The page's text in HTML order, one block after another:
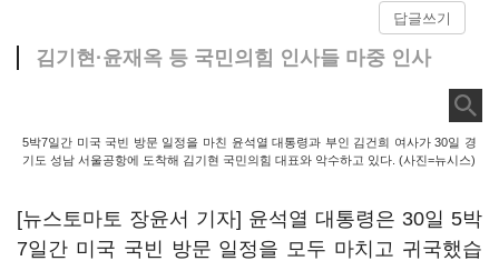
답글쓰기
김기현·윤재옥 등 국민의힘 인사들 마중 인사
5박7일간 미국 국빈 방문 일정을 마친 윤석열 대통령과 부인 김건희 여사가 30일 경
기도 성남 서울공항에 도착해 김기현 국민의힘 대표와 악수하고 있다. (사진=뉴시스)
[뉴스토마토 장윤서 기자] 윤석열 대통령은 30일 5박
7일간 미국 국빈 방문 일정을 모두 마치고 귀국했습